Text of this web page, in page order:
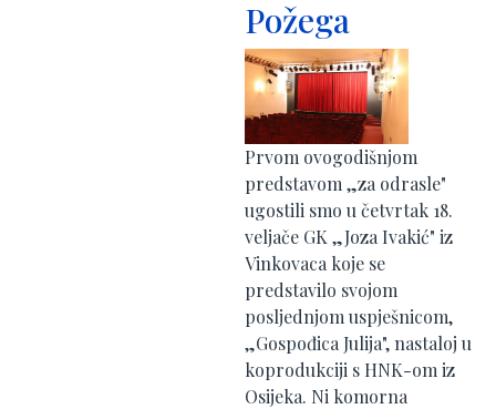
Požega
Prvom ovogodišnjom
predstavom „za odrasle"
ugostili smo u četvrtak 18.
veljače GK „Joza Ivakić" iz
Vinkovaca koje se
predstavilo svojom
posljednjom uspješnicom,
„Gospođica Julija", nastaloj u
koprodukciji s HNK-om iz
Osijeka. Ni komorna